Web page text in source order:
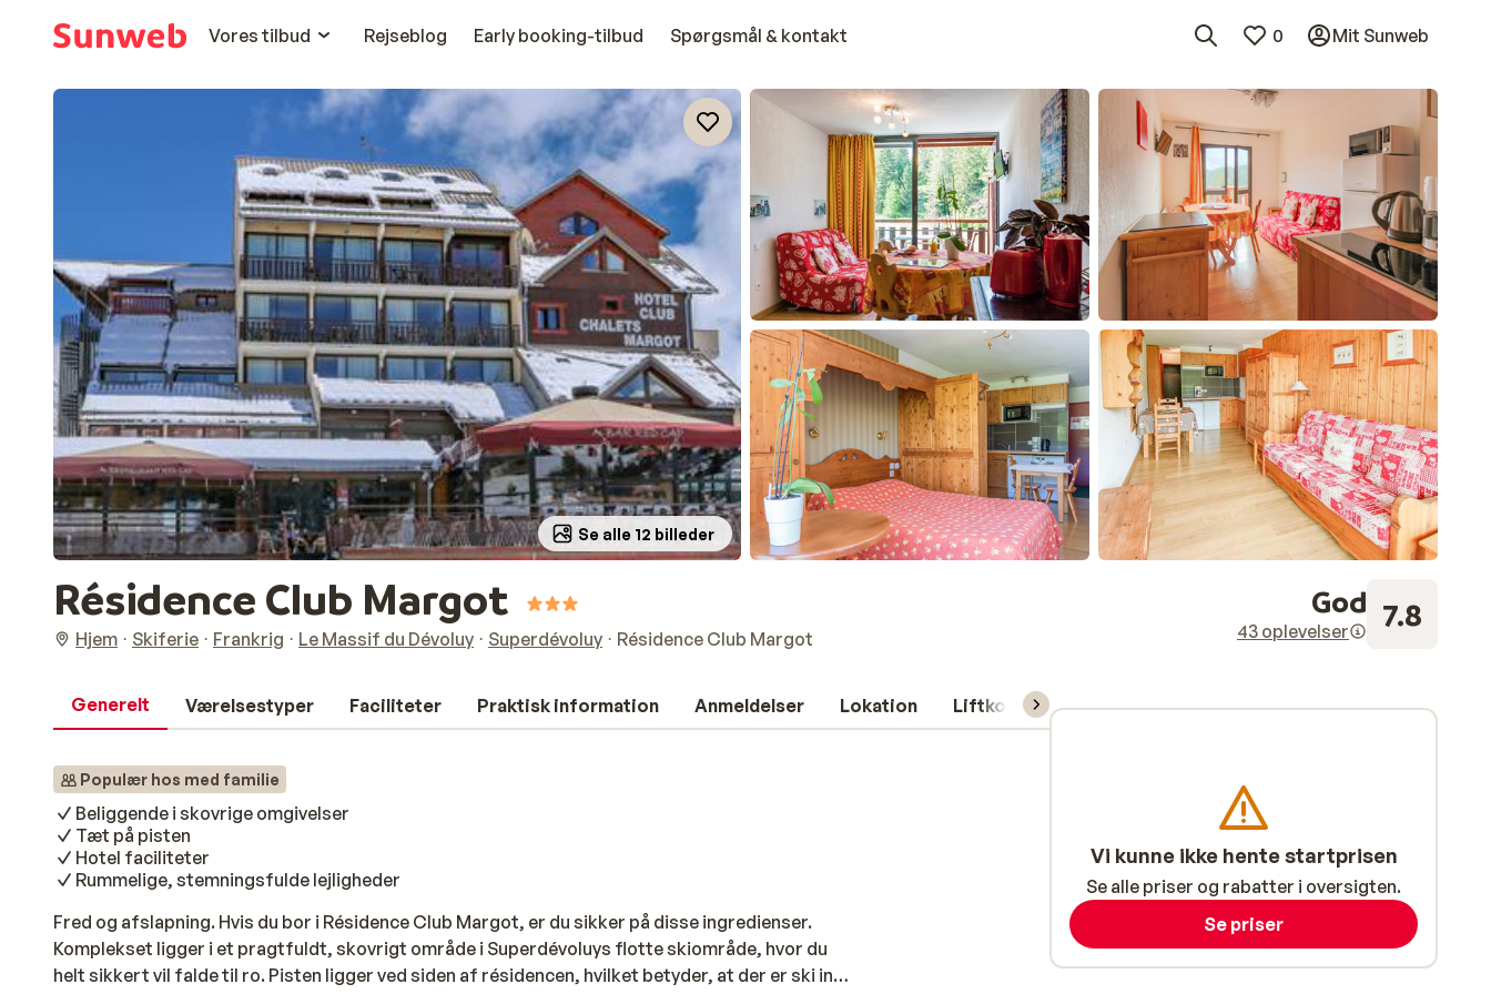
Vores tilbud
Rejseblog Early booking-tilbud Spørgsmål & kontakt 0 Mit Sunweb
Se alle 12 billeder
Résidence Club Margot
Hjem Skiferie Frankrig Le Massif du Dévoluy Superdévoluy Résidence Club Margot
God
43 oplevelser 7.8
Generelt Værelsestyper Faciliteter Praktisk information Anmeldelser Lokation Liftkort/skileje/undervisning
Populær hos med familie
Beliggende i skovrige omgivelser
Tæt på pisten
Hotel faciliteter
Rummelige, stemningsfulde lejligheder
Fred og afslapning. Hvis du bor i Résidence Club Margot, er du sikker på disse ingredienser.
Komplekset ligger i et pragtfuldt, skovrigt område i Superdévoluys flotte skiområde, hvor du
helt sikkert vil falde til ro. Pisten ligger ved siden af résidencen, hvilket betyder, at der er ski in,
Vi kunne ikke hente startprisen
Se alle priser og rabatter i oversigten.
Se priser